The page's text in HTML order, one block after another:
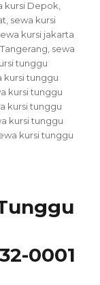
kursi Depok,
, sewa kursi
kursi jakarta
, sewa
tunggu
kursi tunggu
kursi tunggu
kursi tunggu
kursi tunggu
kursi tunggu
0001